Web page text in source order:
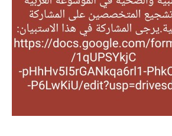
ويعود له الفضل بأنه حرر الطب من
الدين والفلسفة.
- هل تعلم أن المرجان إفراز حيواني
يتكون في البحر ويتركب من مادة
كربونات الكلسيوم، وهو أحمر أو شديد
الحمرة وهو أجود أنواعه، ويمتاز بكبر